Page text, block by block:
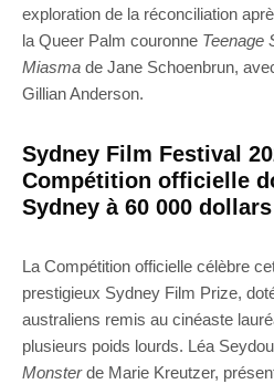
exploration de la réconciliation
la Queer Palm couronne Teenage
Miasma de Jane Schoenbrun,
Gillian Anderson.
Sydney Film Festival
Compétition officielle
Sydney à 60 000 dollars
La Compétition officielle célèbre
prestigieux Sydney Film Prize,
australiens remis au cinéaste
plusieurs poids lourds. Léa
Monsterde Marie Kreutzer,